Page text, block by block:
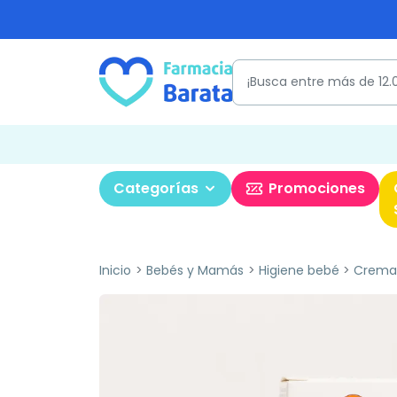
Categorías Promociones
Inicio Bebés y Mamás Higiene bebé